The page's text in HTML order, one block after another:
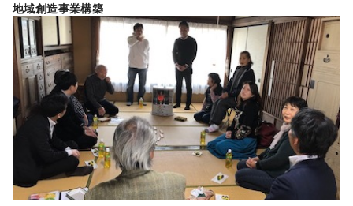
地域創造事業構築